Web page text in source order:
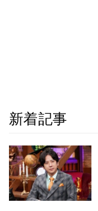
新着記事